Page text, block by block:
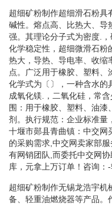
超细矿粉制作超细滑石粉具
碱性。熔点高、比热大、导
强。其理论分子式为密度.
化学稳定性，超细微滑石粉
热大，导热、导电率、收缩
点。广泛用于橡胶、塑料、
化学式为〔〕，一种含水的
成氧化镁.，二氧化硅，常
围：用于橡胶、塑料、油
剂。执行规范：企业标准量
十堰市郧县青曲镇：中交网
的采购需求,中交网卖家部
有网销团队,而委托中交网
库，元拿上万订单！咨询：-
超细矿粉制作无锡龙浩宇机
备、轻重油燃烧器等产品。